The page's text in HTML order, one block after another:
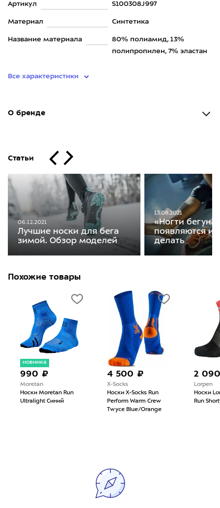
Артикул S100308J997
Материал Синтетика
Название материала
80% полиамид, 13%
полипропилен, 7% эластан
Все характеристики
О бренде
Статьи
06.12.2021
Лучшие носки для бега
зимой. Обзор моделей
13.08.2021
«Ногти
появляются и
делать
Похожие товары
новинка
990 ₽
Moretan
Носки Moretan Run
Ultralight Синий
4 500 ₽
X-Socks
Носки X-Socks Run
Perform Warm Crew
Twyce Blue/Orange
2
Lorpen
Носки
Run